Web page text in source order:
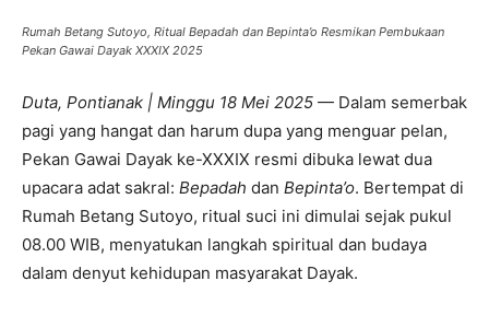
Rumah Betang Sutoyo, Ritual Bepadah dan Bepinta’o Resmikan Pembukaan
Pekan Gawai Dayak XXXIX 2025
Duta, Pontianak | Minggu 18 Mei 2025 — Dalam semerbak
pagi yang hangat dan harum dupa yang menguar pelan,
Pekan Gawai Dayak ke-XXXIX resmi dibuka lewat dua
upacara adat sakral: Bepadah dan Bepinta’o. Bertempat di
Rumah Betang Sutoyo, ritual suci ini dimulai sejak pukul
08.00 WIB, menyatukan langkah spiritual dan budaya
dalam denyut kehidupan masyarakat Dayak.